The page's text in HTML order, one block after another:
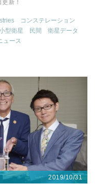
新！
コンステレーション
型衛星 民間
衛星データ
ュース
2019/10/31